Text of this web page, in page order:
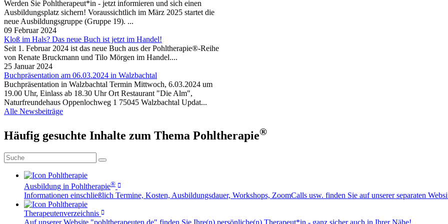
Werden Sie Pohltherapeut*in - jetzt informieren und sich einen
Ausbildungsplatz sichern! Voraussichtlich im März 2025 startet die
neue Ausbildungsgruppe (Gruppe 19). ...
09 Februar 2024
Kloß im Hals? Das neue Buch ist jetzt im Handel!
Seit 1. Februar 2024 ist das neue Buch aus der Pohltherapie®-Reihe
von Renate Bruckmann und Tilo Mörgen im Handel....
25 Januar 2024
Buchpräsentation am 06.03.2024 in Walzbachtal
Buchpräsentation in Walzbachtal Termin Mittwoch, 6.03.2024 um
19.00 Uhr, Einlass ab 18.30 Uhr Ort Restaurant "Die Alm",
Naturfreundehaus Oppenlochweg 1 75045 Walzbachtal Updat...
Alle Newsbeiträge
Häufig gesuchte Inhalte zum Thema Pohltherapie®
Ausbildung in Pohltherapie®
Informationen einschließlich Termine, Kosten, Ausbildungsdauer, Workshops, ZoomCalls usw. finden Sie auf unserer separaten
Therapeutenverzeichnis
Auf unserer Website "pohltherapeuten.de" finden Sie Ihre(n) persönliche(n) Therapeut*in - ganz sicher auch in Ihrer Nähe!